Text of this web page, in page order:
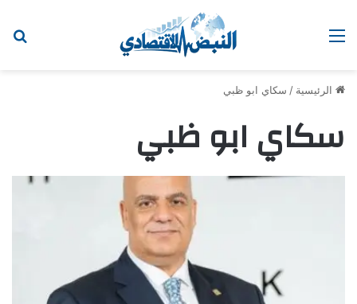
القائمة
الرئيسية / سكاي ابو ظبي
سكاي ابو ظبي